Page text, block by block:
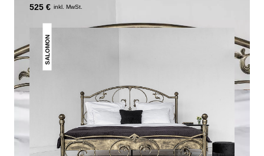
525 € inkl. MwSt.
SALOMON